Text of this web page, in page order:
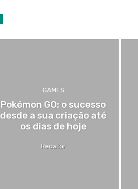
GAMES
Pokémon GO: o sucesso
desde a sua criação até
os dias de hoje
Redator